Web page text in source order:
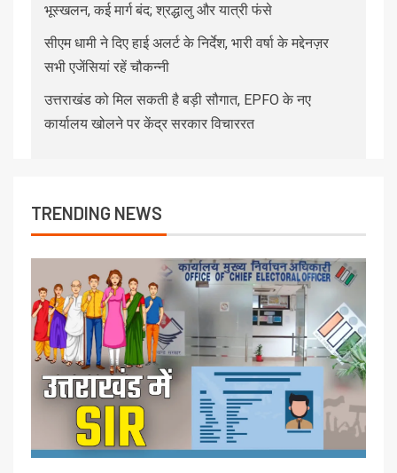
भूस्खलन, कई मार्ग बंद; श्रद्धालु और यात्री फंसे
सीएम धामी ने दिए हाई अलर्ट के निर्देश, भारी वर्षा के मद्देनज़र
सभी एजेंसियां रहें चौकन्नी
उत्तराखंड को मिल सकती है बड़ी सौगात, EPFO के नए
कार्यालय खोलने पर केंद्र सरकार विचाररत
TRENDING NEWS